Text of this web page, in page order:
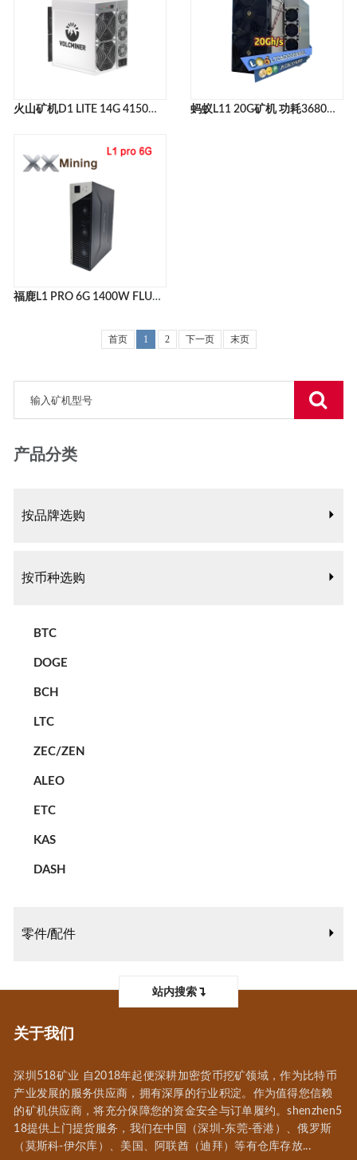
火山矿机D1 LITE 14G 4150W VOLCMINER D1 LITE 14G LTC+DOGE币矿机官网 蚂蚁L11 20G矿机 功耗3680W BITMAIN ANTMINER L11 20G LITECOIN MINER
福鹿L1 PRO 6G 1400W FLUMINER-L1 PRO 6G 莱特币+狗狗币静音矿机
首页 1 2 下一页 末页
产品分类
按品牌选购
按币种选购
BTC
DOGE
BCH
LTC
ZEC/ZEN
ALEO
ETC
KAS
DASH
零件/配件
站内搜索
关于我们
深圳518矿业 自2018年起便深耕加密货币挖矿领域，作为比特币
产业发展的服务供应商，拥有深厚的行业积淀。作为值得您信赖
的矿机供应商，将充分保障您的资金安全与订单履约。shenzhen5
18提供上门提货服务，我们在中国（深圳-东莞-香港）、俄罗斯
（莫斯科-伊尔库）、美国、阿联酋（迪拜）等有仓库存放...